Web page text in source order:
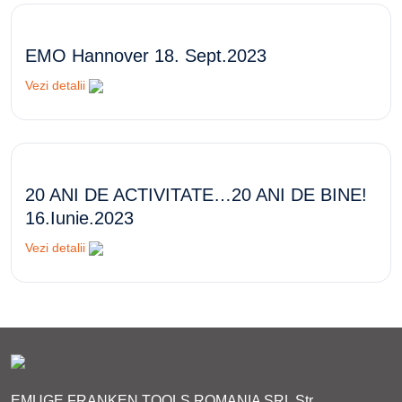
EMO Hannover 18. Sept.2023
Vezi detalii
20 ANI DE ACTIVITATE…20 ANI DE BINE!
16.Iunie.2023
Vezi detalii